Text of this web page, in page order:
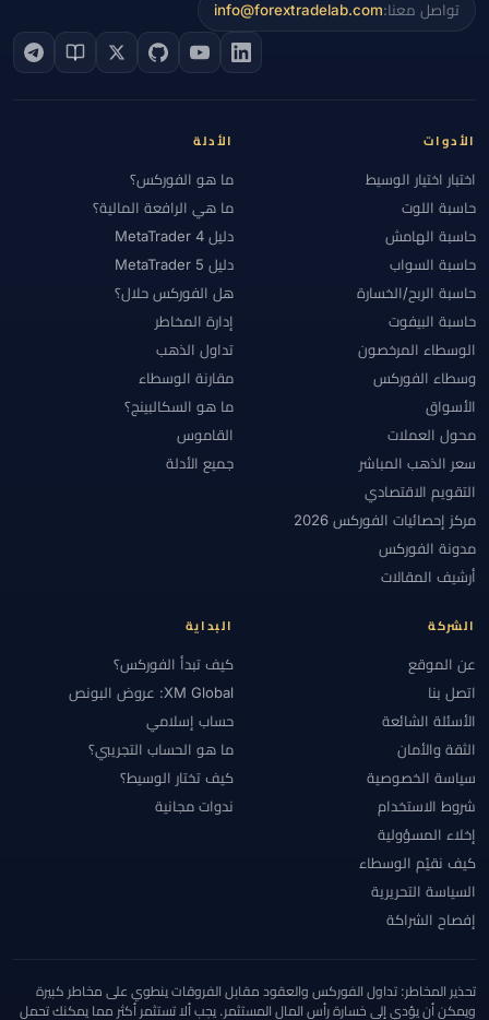
تواصل معنا:info@forextradelab.com
الأدوات
اختبار اختيار الوسيط
حاسبة اللوت
حاسبة الهامش
حاسبة السواب
حاسبة الربح/الخسارة
حاسبة البيفوت
الوسطاء المرخصون
وسطاء الفوركس
الأسواق
محول العملات
سعر الذهب المباشر
التقويم الاقتصادي
مركز إحصائيات الفوركس 2026
مدونة الفوركس
أرشيف المقالات
الأدلة
ما هو الفوركس؟
ما هي الرافعة المالية؟
دليل MetaTrader 4
دليل MetaTrader 5
هل الفوركس حلال؟
إدارة المخاطر
تداول الذهب
مقارنة الوسطاء
ما هو السكالبينج؟
القاموس
جميع الأدلة
الشركة
عن الموقع
اتصل بنا
الأسئلة الشائعة
الثقة والأمان
سياسة الخصوصية
شروط الاستخدام
إخلاء المسؤولية
كيف نقيّم الوسطاء
السياسة التحريرية
إفصاح الشراكة
البداية
كيف تبدأ الفوركس؟
XM Global: عروض البونص
حساب إسلامي
ما هو الحساب التجريبي؟
كيف تختار الوسيط؟
ندوات مجانية
تحذير المخاطر: تداول الفوركس والعقود مقابل الفروقات ينطوي على مخاطر كبيرة
ويمكن أن يؤدي إلى خسارة رأس المال المستثمر. يجب ألا تستثمر أكثر مما يمكنك تحمل